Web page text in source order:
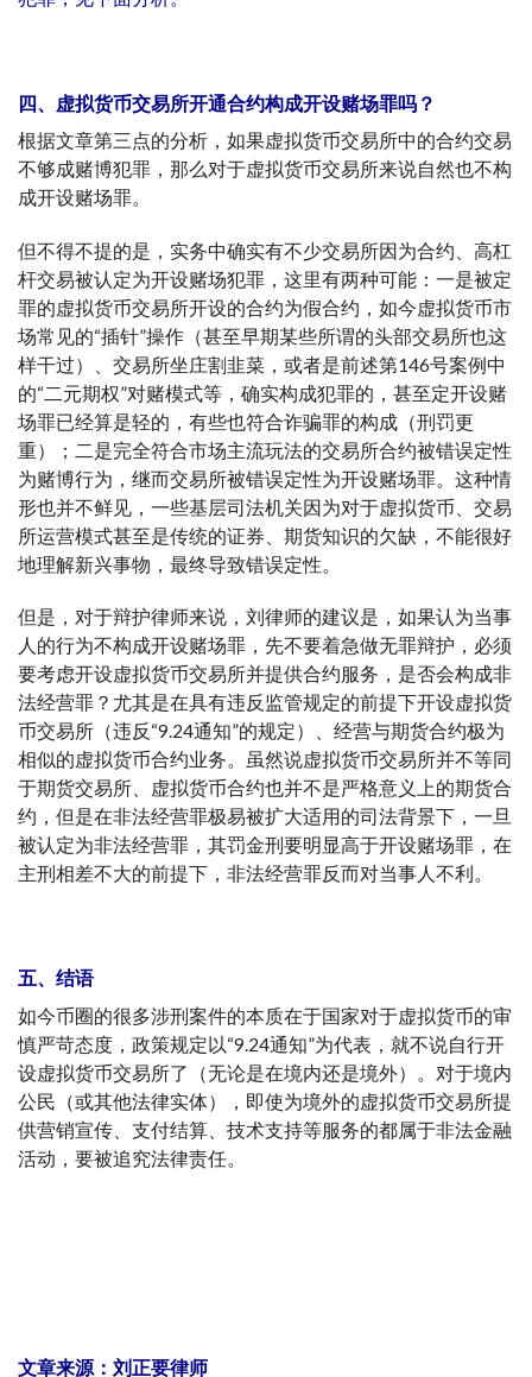
四、虚拟货币交易所开通合约构成开设赌场罪吗？
根据文章第三点的分析，如果虚拟货币交易所中的合约交易
不够成赌博犯罪，那么对于虚拟货币交易所来说自然也不构
成开设赌场罪。
但不得不提的是，实务中确实有不少交易所因为合约、高杠
杆交易被认定为开设赌场犯罪，这里有两种可能：一是被定
罪的虚拟货币交易所开设的合约为假合约，如今虚拟货币市
场常见的“插针”操作（甚至早期某些所谓的头部交易所也这
样干过）、交易所坐庄割韭菜，或者是前述第146号案例中
的“二元期权”对赌模式等，确实构成犯罪的，甚至定开设赌
场罪已经算是轻的，有些也符合诈骗罪的构成（刑罚更
重）；二是完全符合市场主流玩法的交易所合约被错误定性
为赌博行为，继而交易所被错误定性为开设赌场罪。这种情
形也并不鲜见，一些基层司法机关因为对于虚拟货币、交易
所运营模式甚至是传统的证券、期货知识的欠缺，不能很好
地理解新兴事物，最终导致错误定性。
但是，对于辩护律师来说，刘律师的建议是，如果认为当事
人的行为不构成开设赌场罪，先不要着急做无罪辩护，必须
要考虑开设虚拟货币交易所并提供合约服务，是否会构成非
法经营罪？尤其是在具有违反监管规定的前提下开设虚拟货
币交易所（违反“9.24通知”的规定）、经营与期货合约极为
相似的虚拟货币合约业务。虽然说虚拟货币交易所并不等同
于期货交易所、虚拟货币合约也并不是严格意义上的期货合
约，但是在非法经营罪极易被扩大适用的司法背景下，一旦
被认定为非法经营罪，其罚金刑要明显高于开设赌场罪，在
主刑相差不大的前提下，非法经营罪反而对当事人不利。
五、结语
如今币圈的很多涉刑案件的本质在于国家对于虚拟货币的审
慎严苛态度，政策规定以“9.24通知”为代表，就不说自行开
设虚拟货币交易所了（无论是在境内还是境外）。对于境内
公民（或其他法律实体），即使为境外的虚拟货币交易所提
供营销宣传、支付结算、技术支持等服务的都属于非法金融
活动，要被追究法律责任。
文章来源：刘正要律师